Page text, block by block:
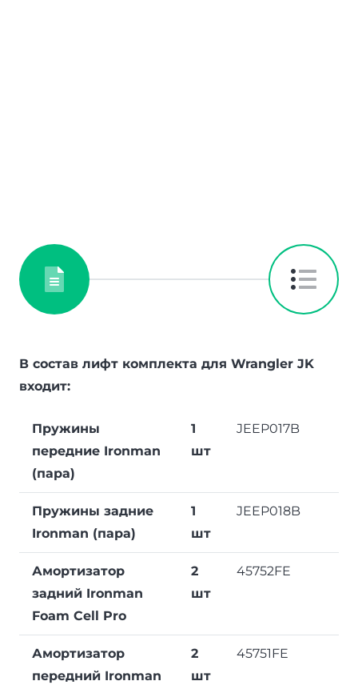
В состав лифт комплекта для Wrangler JK
входит:
Пружины
передние Ironman
(пара)
1
шт
JEEP017B
Пружины задние
Ironman (пара)
1
шт
JEEP018B
Амортизатор
задний Ironman
Foam Cell Pro
2
шт
45752FE
Амортизатор
передний Ironman
2
шт
45751FE